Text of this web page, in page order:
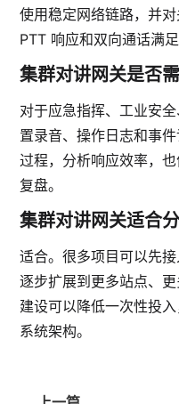
使用稳定网络链路，并
PTT 响应和双向通话满足
集群对讲网关是否
对于应急指挥、工业安
置录音、操作日志和事
过程，分析响应效率，
复盘。
集群对讲网关适合
适合。很多项目可以先
逐步扩展到更多站点、
建设可以降低一次性投
系统架构。